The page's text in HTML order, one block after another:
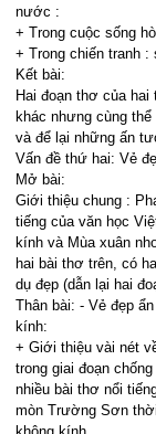
nước :
+ Trong cuộc sống
+ Trong chiến tranh :
Kết bài:
Hai đoạn thơ của
khác nhưng cùng
và để lại những ấn
Vấn đề thứ hai: Vẻ
Mở bài:
Giới thiệu chung :
tiếng của văn học
kính và Mùa xuân
hai bài thơ trên, có
dụ đẹp (dẫn lại hai
Thân bài: - Vẻ đẹp
kính:
+ Giới thiệu vài nét
trong giai đoạn
nhiều bài thơ nổi
mòn Trường Sơn